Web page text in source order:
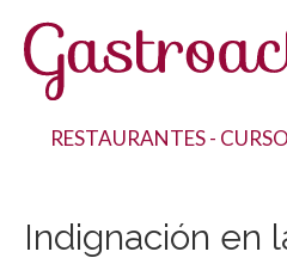
RESTAURANTES-
Indignación en